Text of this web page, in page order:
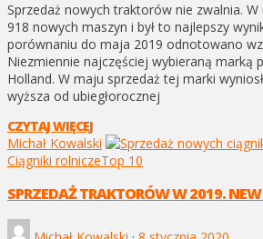
Sprzedaż nowych traktorów nie zwalnia.
918 nowych maszyn i był to najlepszy
porównaniu do maja 2019 odnotowano
Niezmiennie najczęściej wybieraną marką
Holland. W maju sprzedaż tej marki
wyższa od ubiegłorocznej
CZYTAJ WIĘCEJ
Michał Kowalski
Ciągniki rolniczeTop 10
SPRZEDAŻ TRAKTORÓW W 2019.